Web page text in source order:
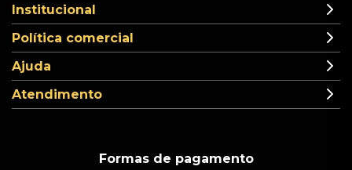
Institucional
Política comercial
Ajuda
Atendimento
Formas de pagamento